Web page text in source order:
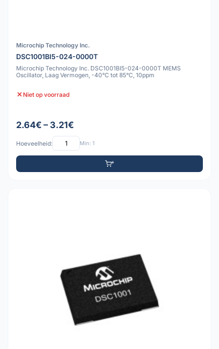
Microchip Technology Inc.
DSC1001BI5-024-0000T
Microchip Technology Inc. DSC1001BI5-024-0000T MEMS
Oscillator, Laag Vermogen, -40°C tot 85°C, 10ppm
Niet op voorraad
2.64€ – 3.21€
Hoeveelheid: Min: 1